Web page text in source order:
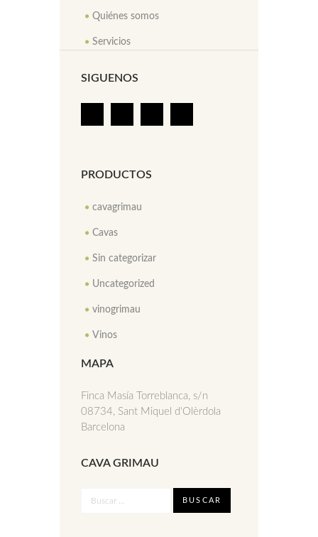
Quiénes somos
Servicios
SIGUENOS
PRODUCTOS
cavagrimau
Cavas
Sin categorizar
Uncategorized
vinogrimau
Vinos
MAPA
Finca Masía Torreblanca, s/n
08734, Sant Miquel d'Olèrdola
Barcelona
CAVA GRIMAU